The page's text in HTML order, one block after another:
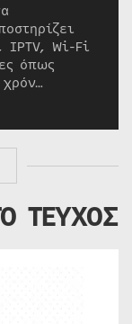
IPTV, Wi-Fi
όπως
ΤΕΥΧΟΣ